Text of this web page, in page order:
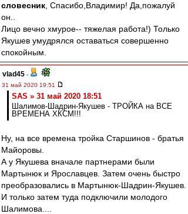
словесник , Спасибо,Владимир! Да,пожалуй
он..
Лицо вечно хмурое-- тяжелая работа!) Только
Якушев умудрялся оставаться совершенно
спокойным.
vlad45 -
31 май 2020 19:51
SAS » 31 май 2020 18:51
Шалимов-Шадрин-Якушев - ТРОЙКА на ВСЕ
ВРЕМЕНА ХКСМ!!!
Ну, на все времена тройка Старшинов - братья
Майоровы.
А у Якушева вначале партнерами были
Мартынюк и Ярославцев. Затем очень быстро
преобразовались в Мартынюк-Шадрин-Якушев.
И только затем туда подключили молодого
Шалимова....